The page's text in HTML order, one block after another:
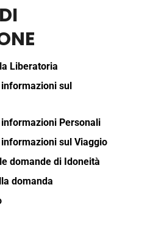
Liberatoria
sul
informazioni Personali
informazioni sul Viaggio
domande di Idoneità
domanda